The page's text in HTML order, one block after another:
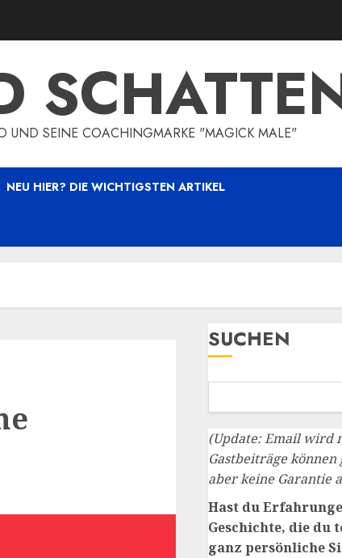
UND SEINE COACHINGMARKE "MAGICK MALE"
NEU HIER? DIE WICHTIGSTEN ARTIKEL
SUCHEN
(Update: Email wird
Gastbeiträge
aber keine Garantie
Hast du
Geschichte, die du
ganz persönliche